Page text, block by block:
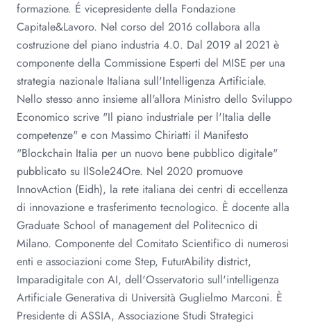
formazione. É vicepresidente della Fondazione
Capitale&Lavoro. Nel corso del 2016 collabora alla
costruzione del piano industria 4.0. Dal 2019 al 2021 è
componente della Commissione Esperti del MISE per una
strategia nazionale Italiana sull'Intelligenza Artificiale.
Nello stesso anno insieme all'allora Ministro dello Sviluppo
Economico scrive "Il piano industriale per l'Italia delle
competenze" e con Massimo Chiriatti il Manifesto
"Blockchain Italia per un nuovo bene pubblico digitale"
pubblicato su IlSole24Ore. Nel 2020 promuove
InnovAction (Eidh), la rete italiana dei centri di eccellenza
di innovazione e trasferimento tecnologico. È docente alla
Graduate School of management del Politecnico di
Milano. Componente del Comitato Scientifico di numerosi
enti e associazioni come Step, FuturAbility district,
Imparadigitale con AI, dell'Osservatorio sull'intelligenza
Artificiale Generativa di Università Guglielmo Marconi. È
Presidente di ASSIA, Associazione Studi Strategici